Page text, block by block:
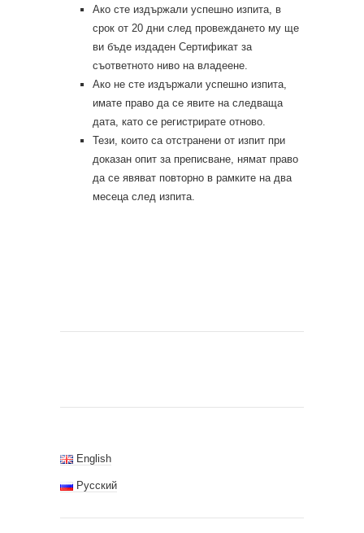
Ако сте издържали успешно изпита, в
срок от 20 дни след провеждането му ще
ви бъде издаден Сертификат за
съответното ниво на владеене.
Ако не сте издържали успешно изпита,
имате право да се явите на следваща
дата, като се регистрирате отново.
Тези, които са отстранени от изпит при
доказан опит за преписване, нямат право
да се явяват повторно в рамките на два
месеца след изпита.
English
Русский